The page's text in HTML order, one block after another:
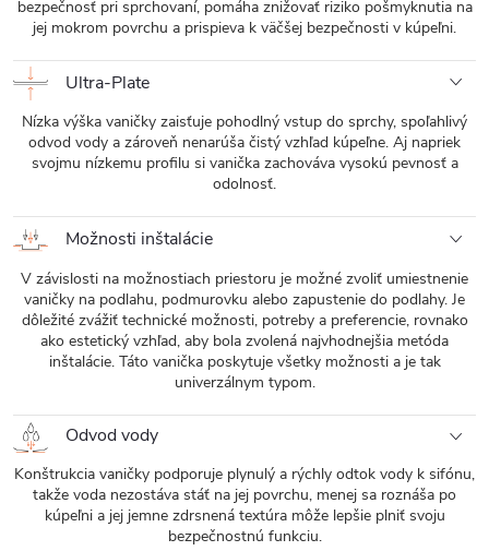
bezpečnosť pri sprchovaní, pomáha znižovať riziko pošmyknutia na
jej mokrom povrchu a prispieva k väčšej bezpečnosti v kúpeľni.
Ultra-Plate
Nízka výška vaničky zaisťuje pohodlný vstup do sprchy, spoľahlivý
odvod vody a zároveň nenarúša čistý vzhľad kúpeľne. Aj napriek
svojmu nízkemu profilu si vanička zachováva vysokú pevnosť a
odolnosť.
Možnosti inštalácie
V závislosti na možnostiach priestoru je možné zvoliť umiestnenie
vaničky na podlahu, podmurovku alebo zapustenie do podlahy. Je
dôležité zvážiť technické možnosti, potreby a preferencie, rovnako
ako estetický vzhľad, aby bola zvolená najvhodnejšia metóda
inštalácie. Táto vanička poskytuje všetky možnosti a je tak
univerzálnym typom.
Odvod vody
Konštrukcia vaničky podporuje plynulý a rýchly odtok vody k sifónu,
takže voda nezostáva stáť na jej povrchu, menej sa roznáša po
kúpeľni a jej jemne zdrsnená textúra môže lepšie plniť svoju
bezpečnostnú funkciu.